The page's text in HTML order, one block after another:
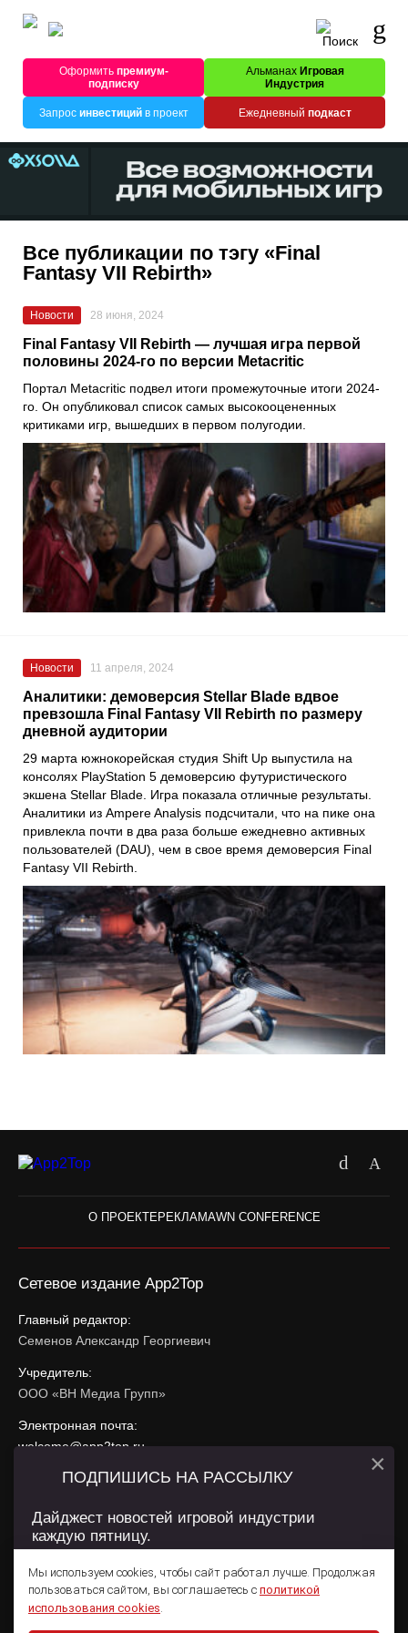
Оформитьпремиум-
подписку
Альманах Игровая
Индустрия
Запрос инвестицийв проект Ежедневный подкаст
Все публикации по тэгу «Final
Fantasy VII Rebirth»
Новости 28 июня, 2024
Final Fantasy VII Rebirth — лучшая игра первой
половины 2024-го по версии Metacritic
Портал Metacritic подвел итоги промежуточные итоги 2024-
го. Он опубликовал список самых высокооцененных
критиками игр, вышедших в первом полугодии.
Новости 11 апреля, 2024
Аналитики: демоверсия Stellar Blade вдвое
превзошла Final Fantasy VII Rebirth по размеру
дневной аудитории
29 марта южнокорейская студия Shift Up выпустила на
консолях PlayStation 5 демоверсию футуристического
экшена Stellar Blade. Игра показала отличные результаты.
Аналитики из Ampere Analysis подсчитали, что на пике она
привлекла почти в два раза больше ежедневно активных
пользователей (DAU), чем в свое время демоверсия Final
Fantasy VII Rebirth.
О ПРОЕКТЕРЕКЛАМАWN CONFERENCE
Сетевое издание App2Top
Главный редактор:
Семенов Александр Георгиевич
Учредитель:
ООО «ВН Медиа Групп»
Электронная почта:
welcome@app2top.ru
При использовании материалов активная ссылка на
Сайт использует IP адреса, cookie, данные геолокации
использования содержатся вПолитике конфиденциальностии
Пользовательском соглашении .
Мы используем cookies, чтобы сайт работал лучше. Продолжая
пользоваться сайтом, вы соглашаетесь с политикой
использования cookies.
ПОДПИШИСЬ НА РАССЫЛКУ
Дайджест новостей игровой индустрии
каждую пятницу.
×